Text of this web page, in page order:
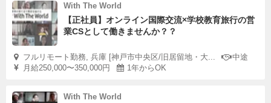
With The World
【正社員】オンライン国際交流×学校教育旅行の営
業CSとして働きませんか？？
フルリモート勤務, 兵庫 [神戸市中央区/旧居留地・大...
中途
月給250,000〜350,000円
1年からOK
With The World